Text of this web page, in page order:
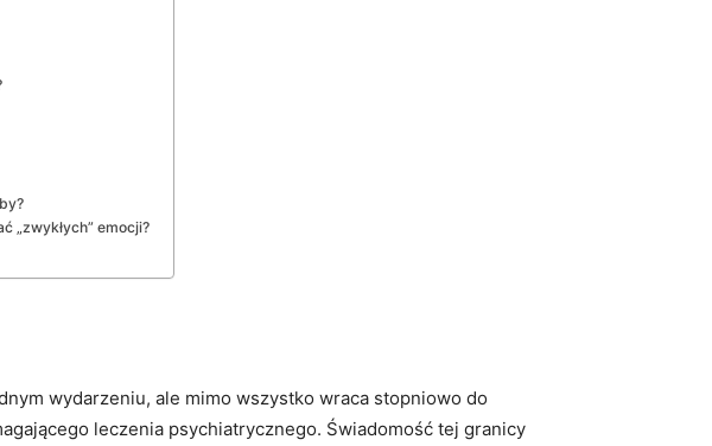
„zwykłych” emocji?
wydarzeniu, ale mimo wszystko wraca stopniowo do
leczenia psychiatrycznego. Świadomość tej granicy